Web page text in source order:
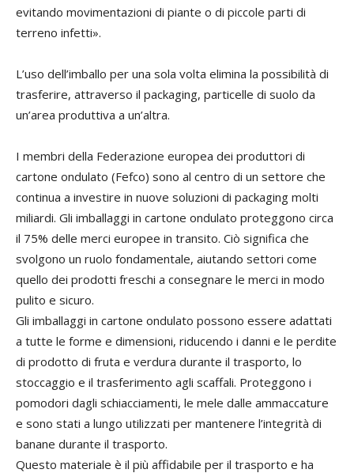
evitando movimentazioni di piante o di piccole parti di
terreno infetti».
L’uso dell’imballo per una sola volta elimina la possibilità di
trasferire, attraverso il packaging, particelle di suolo da
un’area produttiva a un’altra.
I membri della Federazione europea dei produttori di
cartone ondulato (Fefco) sono al centro di un settore che
continua a investire in nuove soluzioni di packaging molti
miliardi. Gli imballaggi in cartone ondulato proteggono circa
il 75% delle merci europee in transito. Ciò significa che
svolgono un ruolo fondamentale, aiutando settori come
quello dei prodotti freschi a consegnare le merci in modo
pulito e sicuro.
Gli imballaggi in cartone ondulato possono essere adattati
a tutte le forme e dimensioni, riducendo i danni e le perdite
di prodotto di fruta e verdura durante il trasporto, lo
stoccaggio e il trasferimento agli scaffali. Proteggono i
pomodori dagli schiacciamenti, le mele dalle ammaccature
e sono stati a lungo utilizzati per mantenere l’integrità di
banane durante il trasporto.
Questo materiale è il più affidabile per il trasporto e ha